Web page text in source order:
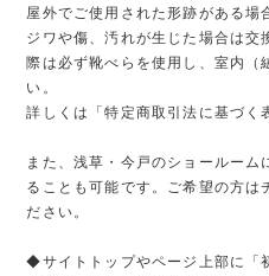
屋外でご使用された形跡がある場
ジワや傷、汚れが生じた場合は交
際は必ず靴べらを使用し、室内（
い。
詳しくは「特定商取引法に基づく
また、浅草・今戸のショールーム
ることも可能です。ご希望の方は
ださい。
◆サイトトップやページ上部に「